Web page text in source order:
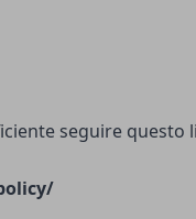
seguire questo